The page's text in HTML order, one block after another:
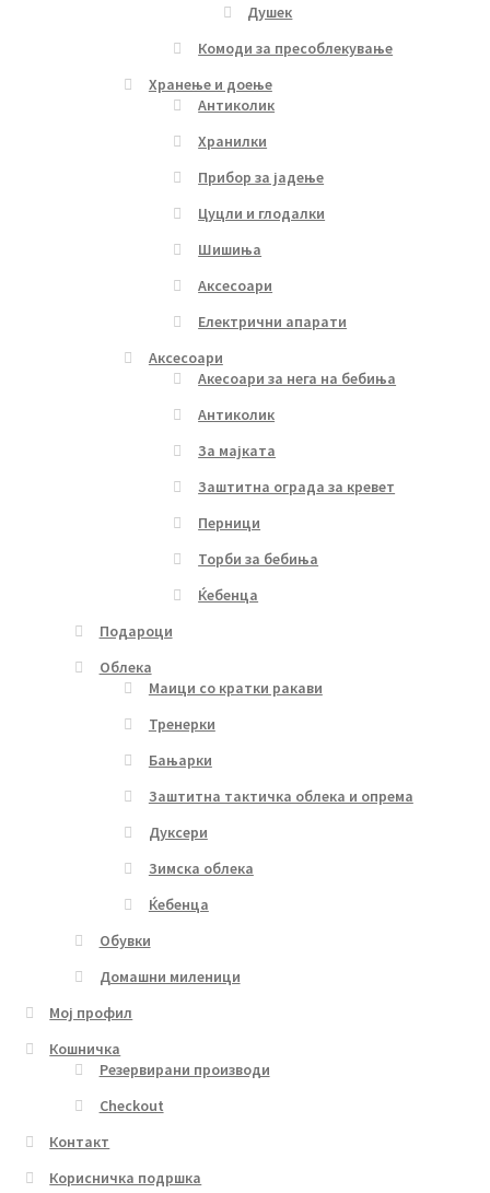
Душек
Комоди за пресоблекување
Хранење и доење
Антиколик
Хранилки
Прибор за јадење
Цуцли и глодалки
Шишиња
Аксесоари
Електрични апарати
Аксесоари
Акесоари за нега на бебиња
Антиколик
За мајката
Заштитна ограда за кревет
Перници
Торби за бебиња
Ќебенца
Подароци
Облека
Маици со кратки ракави
Тренерки
Бањарки
Заштитна тактичка облека и опрема
Дуксери
Зимска облека
Ќебенца
Обувки
Домашни миленици
Мој профил
Кошничка
Резервирани производи
Checkout
Контакт
Корисничка подршка